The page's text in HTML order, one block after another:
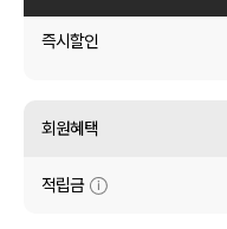
원피스
액티브
아우터
즉시할인
회원혜택
적립금